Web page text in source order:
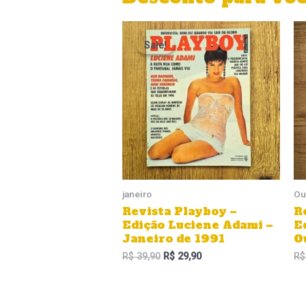
Sale!
Sale!
janeiro
Revista Playboy –
Edição Luciene Adami –
Janeiro de 1991
R$39,90
O
preço
original
era:
R$ 39,90.
R$29,90
O
preço
atual
é:
R$ 29,90.
R$